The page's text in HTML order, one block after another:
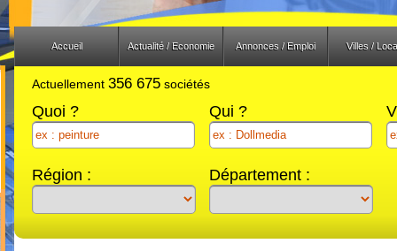
Accueil Actualité / Economie Annonces / Emploi Villes /
Actuellement 356 675 sociétés
Quoi ? Qui ?
Région : Département :